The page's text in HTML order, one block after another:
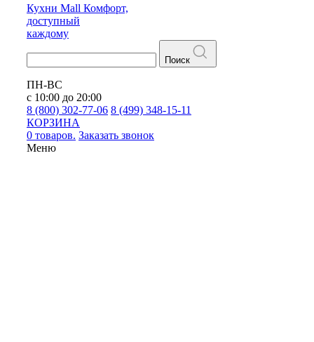
Кухни Mall Комфорт,
доступный
каждому
Поиск
ПН-ВС
с 10:00 до 20:00
8 (800) 302-77-06 8 (499) 348-15-11
КОРЗИНА
0 товаров. Заказать звонок
Меню